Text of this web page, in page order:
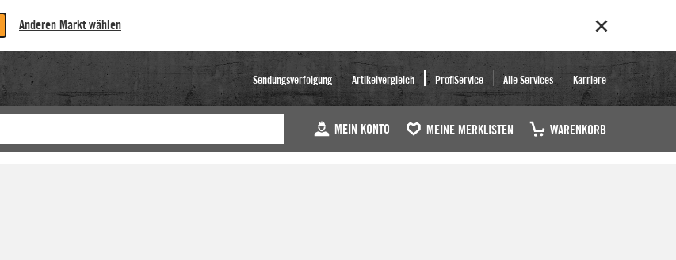
Anderen Markt wählen
Sendungsverfolgung Artikelvergleich ProfiService Alle Services Karriere
MEIN KONTO MEINE MERKLISTEN WARENKORB